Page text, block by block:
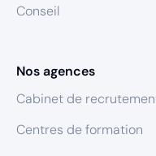
Conseil
Nos agences
Cabinet de
Centres de formation